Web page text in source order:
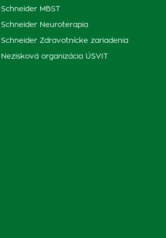
Schneider MBST
Schneider Neuroterapia
Schneider Zdravotnícke zariadenia
Nezisková organizácia ÚSVIT